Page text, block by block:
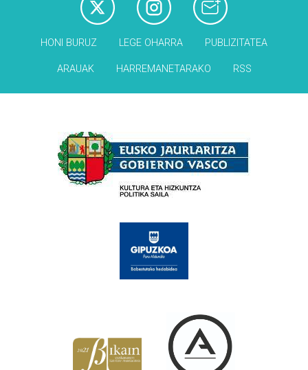
HONI BURUZ LEGE OHARRA PUBLIZITATEA
ARAUAK HARREMANETARAKO RSS